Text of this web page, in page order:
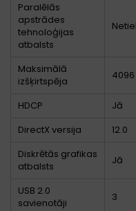
Paralēlās
apstrādes
tehnoloģijas
atbalsts
Maksimālā
izšķirtspēja
4096
HDCP
Jā
DirectX versija
12.0
Diskrētās grafikas
atbalsts
Jā
USB 2.0
savienotāji
3